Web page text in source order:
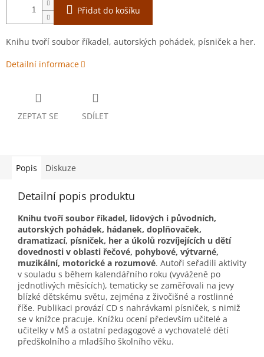
Přidat do košíku
Knihu tvoří soubor říkadel, autorských pohádek, písniček a her.
Detailní informace
ZEPTAT SE SDÍLET
Popis Diskuze
Detailní popis produktu
Knihu tvoří soubor říkadel, lidových i původních,
autorských pohádek, hádanek, doplňovaček,
dramatizací, písniček, her a úkolů rozvíjejících u dětí
dovednosti v oblasti řečové, pohybové, výtvarné,
muzikální, motorické a rozumové. Autoři seřadili aktivity
v souladu s během kalendářního roku (vyváženě po
jednotlivých měsících), tematicky se zaměřovali na jevy
blízké dětskému světu, zejména z živočišné a rostlinné
říše. Publikaci provází CD s nahrávkami písniček, s nimiž
se v knížce pracuje. Knížku ocení především učitelé a
učitelky v MŠ a ostatní pedagogové a vychovatelé dětí
předškolního a mladšího školního věku.